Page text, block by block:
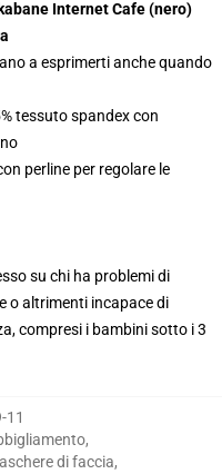
Internet Cafe (nero)
a esprimerti anche quando
tessuto spandex con
perline per regolare le
su chi ha problemi di
o altrimenti incapace di
compresi i bambini sotto i 3
11
,
di faccia,